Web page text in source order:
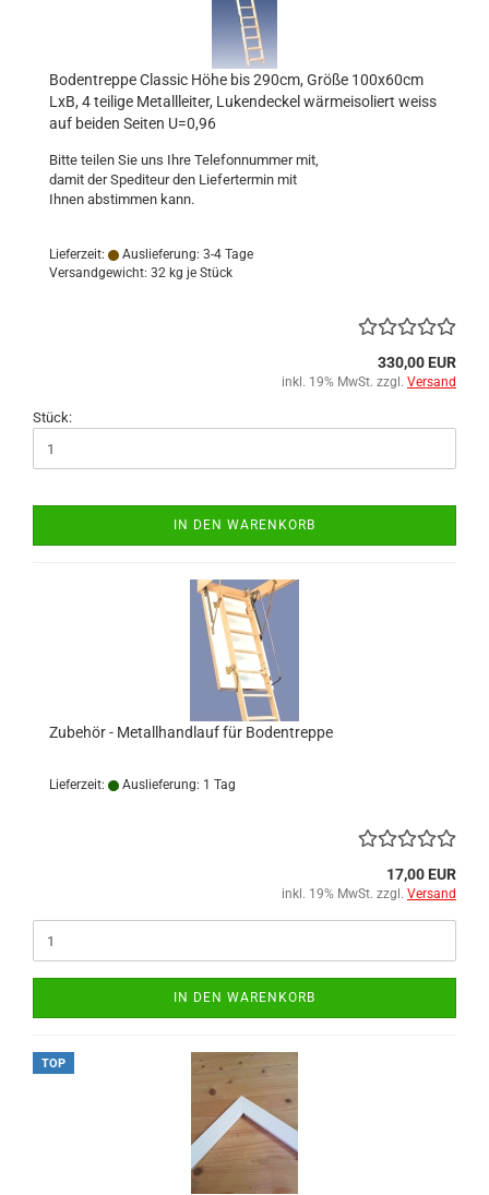
Bodentreppe Classic Höhe bis 290cm, Größe 100x60cm
LxB, 4 teilige Metallleiter, Lukendeckel wärmeisoliert weiss
auf beiden Seiten U=0,96
Bitte teilen Sie uns Ihre Telefonnummer mit,
damit der Spediteur den Liefertermin mit
Ihnen abstimmen kann.
Lieferzeit:
Auslieferung: 3-4 Tage
Versandgewicht: 32 kg je Stück
330,00 EUR
inkl. 19% MwSt. zzgl. Versand
Stück:
IN DEN WARENKORB
Zubehör - Metallhandlauf für Bodentreppe
Lieferzeit: Auslieferung: 1 Tag
17,00 EUR
inkl. 19% MwSt. zzgl. Versand
IN DEN WARENKORB
TOP